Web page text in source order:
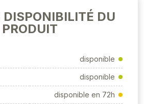
DISPONIBILITÉ DU
PRODUIT
disponible
disponible
disponible en 72h